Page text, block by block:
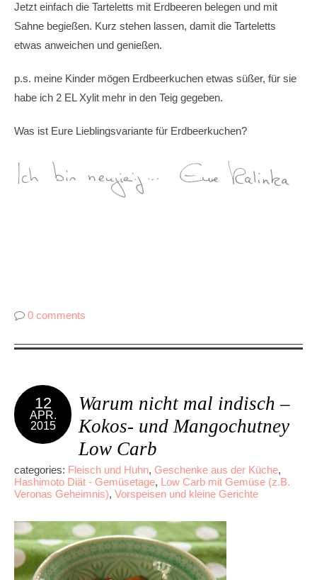
Jetzt einfach die Tarteletts mit Erdbeeren belegen und mit
Sahne begießen. Kurz stehen lassen, damit die Tarteletts
etwas anweichen und genießen.
p.s. meine Kinder mögen Erdbeerkuchen etwas süßer, für sie
habe ich 2 EL Xylit mehr in den Teig gegeben.
Was ist Eure Lieblingsvariante für Erdbeerkuchen?
0 comments
12
APR.
2015
Warum nicht mal indisch –
Kokos- und Mangochutney
Low Carb
categories: Fleisch und Huhn, Geschenke aus der Küche,
Hashimoto Diät - Gemüsetage, Low Carb mit Gemüse (z.B.
Veronas Geheimnis), Vorspeisen und kleine Gerichte